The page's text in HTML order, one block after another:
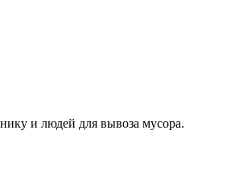
и людей для вывоза мусора.